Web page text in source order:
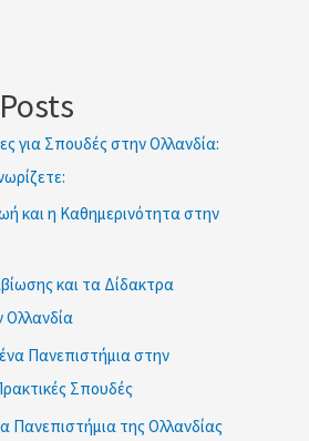
για Σπουδές στην Ολλανδία:
και η Καθημερινότητα στην
και τα Δίδακτρα
Πανεπιστήμια στην
Σπουδές
Πανεπιστήμια της Ολλανδίας